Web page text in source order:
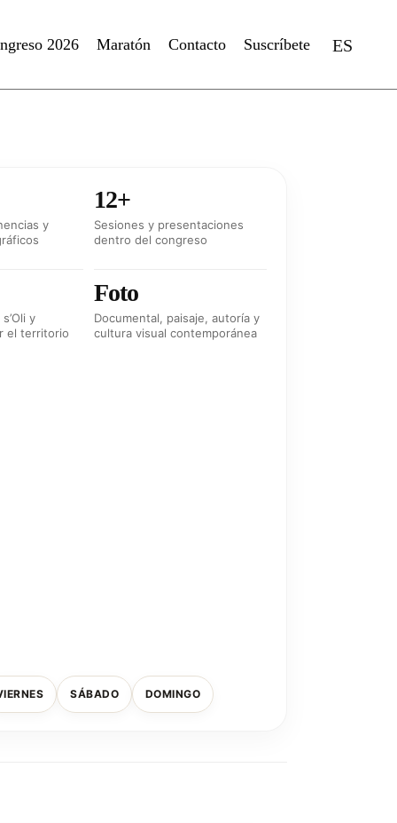
2026 Maratón Contacto Suscríbete ES
y
12+
Sesiones y presentaciones
dentro del congreso
y
el territorio
Foto
Documental, paisaje, autoría y
cultura visual contemporánea
SÁBADO DOMINGO